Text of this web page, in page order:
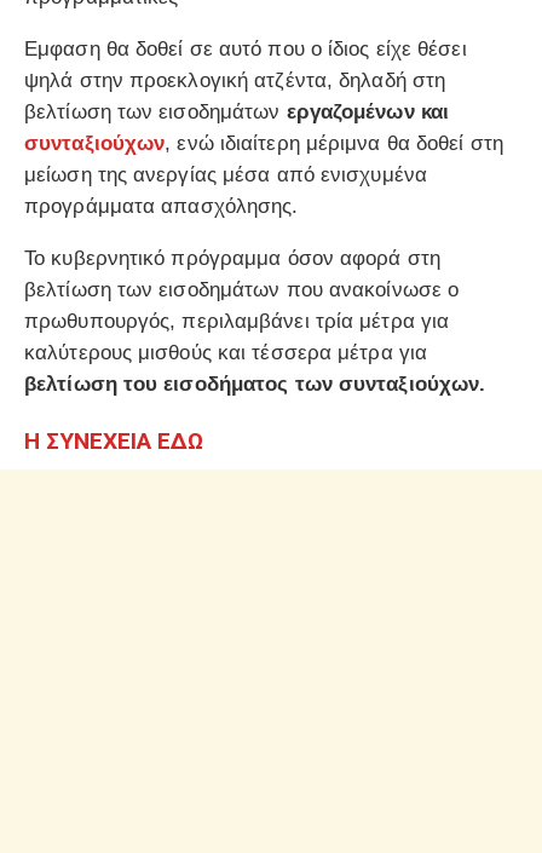
Εμφαση θα δοθεί σε αυτό που ο ίδιος είχε θέσει
ψηλά στην προεκλογική ατζέντα, δηλαδή στη
βελτίωση των εισοδημάτων εργαζομένων και
συνταξιούχων, ενώ ιδιαίτερη μέριμνα θα δοθεί στη
μείωση της ανεργίας μέσα από ενισχυμένα
προγράμματα απασχόλησης.
Το κυβερνητικό πρόγραμμα όσον αφορά στη
βελτίωση των εισοδημάτων που ανακοίνωσε ο
πρωθυπουργός, περιλαμβάνει τρία μέτρα για
καλύτερους μισθούς και τέσσερα μέτρα για
βελτίωση του εισοδήματος των συνταξιούχων.
Η ΣΥΝΕΧΕΙΑ ΕΔΩ